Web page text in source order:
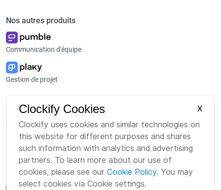
Nos autres produits
Communication d'équipe
Gestion de projet
Plateforme
Suite
Bundle
Marketplace
À propos de nous
Emploi
Marque
Clockify Cookies
X
Clockify uses cookies and similar technologies on
this website for different purposes and shares
such information with analytics and advertising
partners. To learn more about our use of
cookies, please see our Cookie Policy. You may
select cookies via Cookie settings.